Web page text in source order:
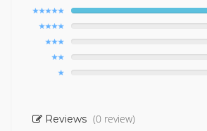
Reviews (0 review)